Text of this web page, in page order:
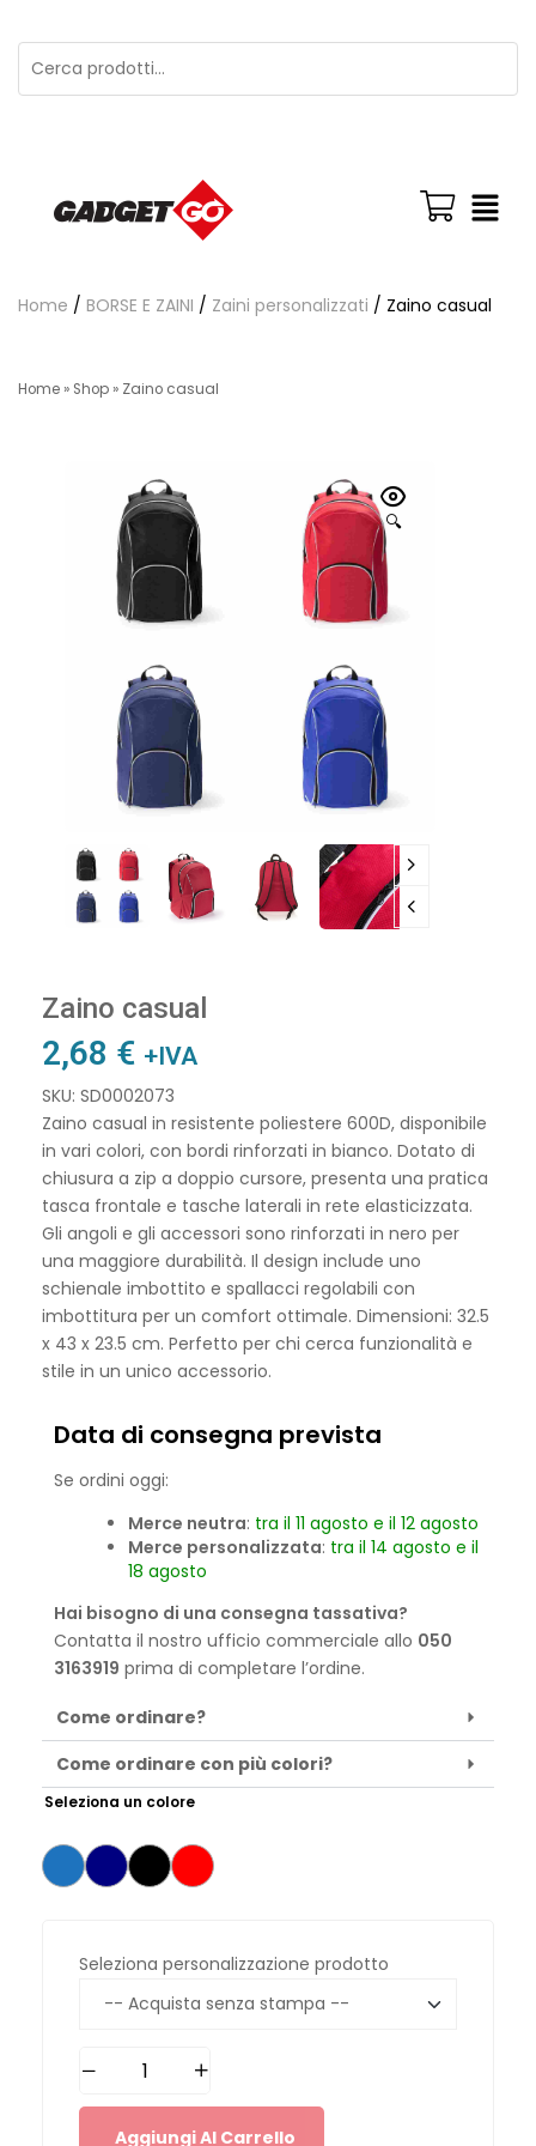
Home / BORSE E ZAINI / Zaini personalizzati / Zaino casual
Home » Shop » Zaino casual
🔍
Zaino casual
2,68 € +IVA
SKU: SD0002073
Zaino casual in resistente poliestere 600D, disponibile
in vari colori, con bordi rinforzati in bianco. Dotato di
chiusura a zip a doppio cursore, presenta una pratica
tasca frontale e tasche laterali in rete elasticizzata.
Gli angoli e gli accessori sono rinforzati in nero per
una maggiore durabilità. Il design include uno
schienale imbottito e spallacci regolabili con
imbottitura per un comfort ottimale. Dimensioni: 32.5
x 43 x 23.5 cm. Perfetto per chi cerca funzionalità e
stile in un unico accessorio.
Data di consegna prevista
Se ordini oggi:
Merce neutra: tra il 11 agosto e il 12 agosto
Merce personalizzata: tra il 14 agosto e il
18 agosto
Hai bisogno di una consegna tassativa?
Contatta il nostro ufficio commerciale allo 050
3163919 prima di completare l’ordine.
Come ordinare?
Come ordinare con più colori?
Seleziona un colore
Seleziona personalizzazione prodotto
Aggiungi Al Carrello